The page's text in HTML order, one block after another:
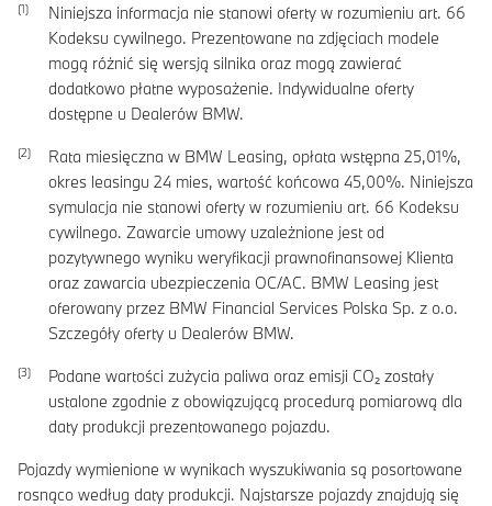
Niniejsza informacja nie stanowi oferty w rozumieniu art. 66
Kodeksu cywilnego. Prezentowane na zdjęciach modele
mogą różnić się wersją silnika oraz mogą zawierać
dodatkowo płatne wyposażenie. Indywidualne oferty
dostępne u Dealerów BMW.
Rata miesięczna w BMW Leasing, opłata wstępna 25,01%,
okres leasingu 24 mies, wartość końcowa 45,00%. Niniejsza
symulacja nie stanowi oferty w rozumieniu art. 66 Kodeksu
cywilnego. Zawarcie umowy uzależnione jest od
pozytywnego wyniku weryfikacji prawnofinansowej Klienta
oraz zawarcia ubezpieczenia OC/AC. BMW Leasing jest
oferowany przez BMW Financial Services Polska Sp. z o.o.
Szczegóły oferty u Dealerów BMW.
Podane wartości zużycia paliwa oraz emisji CO₂ zostały
ustalone zgodnie z obowiązującą procedurą pomiarową dla
daty produkcji prezentowanego pojazdu.
Pojazdy wymienione w wynikach wyszukiwania są posortowane
rosnąco według daty produkcji. Najstarsze pojazdy znajdują się